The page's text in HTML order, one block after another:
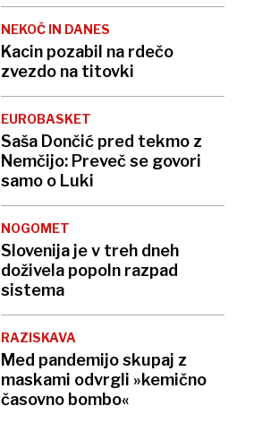
NEKOČ IN DANES
Kacin pozabil na rdečo
zvezdo na titovki
EUROBASKET
Saša Dončić pred tekmo z
Nemčijo: Preveč se govori
samo o Luki
NOGOMET
Slovenija je v treh dneh
doživela popoln razpad
sistema
RAZISKAVA
Med pandemijo skupaj z
maskami odvrgli »kemično
časovno bombo«